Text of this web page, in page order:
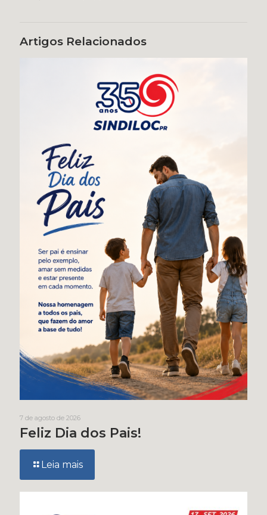
Artigos Relacionados
7 de agosto de 2026
Feliz Dia dos Pais!
Leia mais